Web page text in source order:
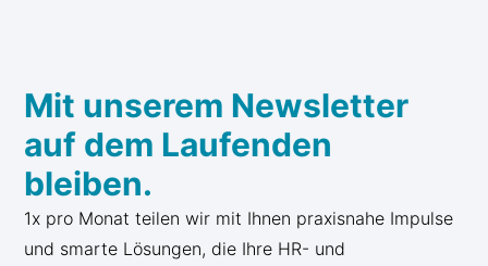
Mit unserem Newsletter
auf dem Laufenden
bleiben.
1x pro Monat teilen wir mit Ihnen praxisnahe Impulse
und smarte Lösungen, die Ihre HR- und